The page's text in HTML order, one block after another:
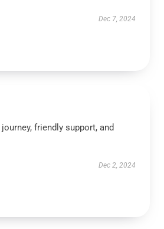
Dec 7, 2024
friendly support, and
Dec 2, 2024